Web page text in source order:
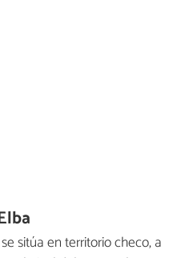
sitúa en territorio checo, a